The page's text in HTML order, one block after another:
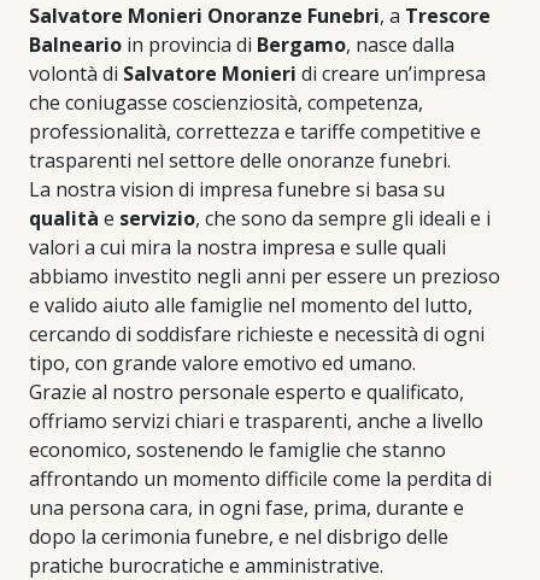
Salvatore Monieri Onoranze Funebri, a Trescore
Balneario in provincia di Bergamo, nasce dalla
volontà di Salvatore Monieri di creare un’impresa
che coniugasse coscienziosità, competenza,
professionalità, correttezza e tariffe competitive e
trasparenti nel settore delle onoranze funebri.
La nostra vision di impresa funebre si basa su
qualità e servizio, che sono da sempre gli ideali e i
valori a cui mira la nostra impresa e sulle quali
abbiamo investito negli anni per essere un prezioso
e valido aiuto alle famiglie nel momento del lutto,
cercando di soddisfare richieste e necessità di ogni
tipo, con grande valore emotivo ed umano.
Grazie al nostro personale esperto e qualificato,
offriamo servizi chiari e trasparenti, anche a livello
economico, sostenendo le famiglie che stanno
affrontando un momento difficile come la perdita di
una persona cara, in ogni fase, prima, durante e
dopo la cerimonia funebre, e nel disbrigo delle
pratiche burocratiche e amministrative.